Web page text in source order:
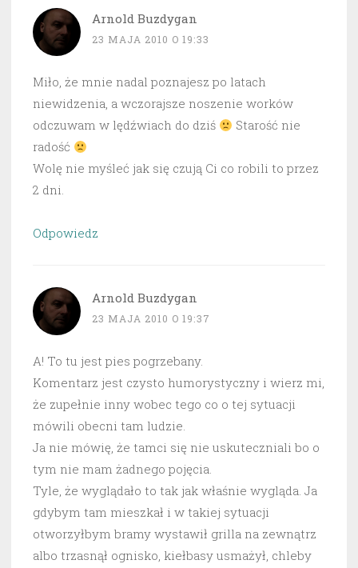
Arnold Buzdygan
23 MAJA 2010 O 19:33
Miło, że mnie nadal poznajesz po latach
niewidzenia, a wczorajsze noszenie worków
odczuwam w lędźwiach do dziś
Starość nie
radość
Wolę nie myśleć jak się czują Ci co robili to przez
2 dni.
Odpowiedz
Arnold Buzdygan
23 MAJA 2010 O 19:37
A! To tu jest pies pogrzebany.
Komentarz jest czysto humorystyczny i wierz mi,
że zupełnie inny wobec tego co o tej sytuacji
mówili obecni tam ludzie.
Ja nie mówię, że tamci się nie uskuteczniali bo o
tym nie mam żadnego pojęcia.
Tyle, że wyglądało to tak jak właśnie wygląda. Ja
gdybym tam mieszkał i w takiej sytuacji
otworzyłbym bramy wystawił grilla na zewnątrz
albo trzasnął ognisko, kiełbasy usmażył, chleby